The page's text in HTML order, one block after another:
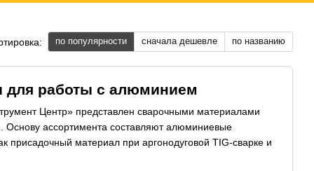
по популярности сначала дешевле по названию
работы с алюминием
Центр» представлен сварочными материалами
ассортимента составляют алюминиевые
присадочный материал при аргонодуговой TIG-сварке и